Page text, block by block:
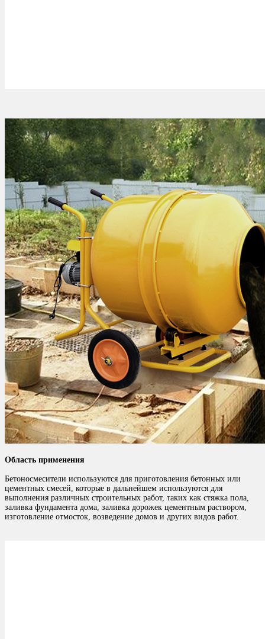
Область применения
Бетоносмесители используются для приготовления бетонных или
цементных смесей, которые в дальнейшем используются для
выполнения различных строительных работ, таких как стяжка пола,
заливка фундамента дома, заливка дорожек цементным раствором,
изготовление отмосток, возведение домов и других видов работ.